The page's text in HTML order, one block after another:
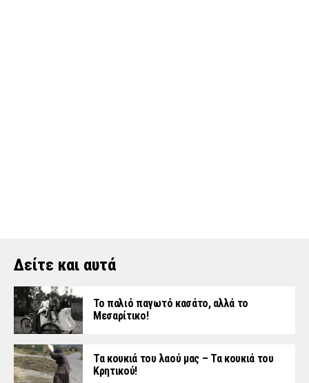
Δείτε και αυτά
Το παλιό παγωτό κασάτο, αλλά το
Μεσαρίτικο!
Τα κουκιά του λαού μας – Τα κουκιά του
Κρητικού!